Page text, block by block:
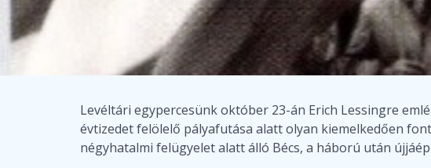
Levéltári egypercesünk október 23-án Erich Lessingre
évtizedet felölelő pályafutása alatt olyan kiemelkedően
négyhatalmi felügyelet alatt álló Bécs, a háború után